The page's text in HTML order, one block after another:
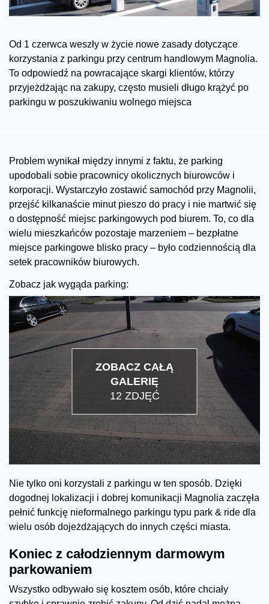
Od 1 czerwca weszły w życie nowe zasady dotyczące
korzystania z parkingu przy centrum handlowym Magnolia.
To odpowiedź na powracające skargi klientów, którzy
przyjeżdżając na zakupy, często musieli długo krążyć po
parkingu w poszukiwaniu wolnego miejsca
Problem wynikał między innymi z faktu, że parking
upodobali sobie pracownicy okolicznych biurowców i
korporacji. Wystarczyło zostawić samochód przy Magnolii,
przejść kilkanaście minut pieszo do pracy i nie martwić się
o dostępność miejsc parkingowych pod biurem. To, co dla
wielu mieszkańców pozostaje marzeniem – bezpłatne
miejsce parkingowe blisko pracy – było codziennością dla
setek pracowników biurowych.
Zobacz jak wygąda parking:
ZOBACZ CAŁĄ
GALERIĘ
12 ZDJĘĆ
Nie tylko oni korzystali z parkingu w ten sposób. Dzięki
dogodnej lokalizacji i dobrej komunikacji Magnolia zaczęła
pełnić funkcję nieformalnego parkingu typu park & ride dla
wielu osób dojeżdżających do innych części miasta.
Koniec z całodziennym darmowym
parkowaniem
Wszystko odbywało się kosztem osób, które chciały